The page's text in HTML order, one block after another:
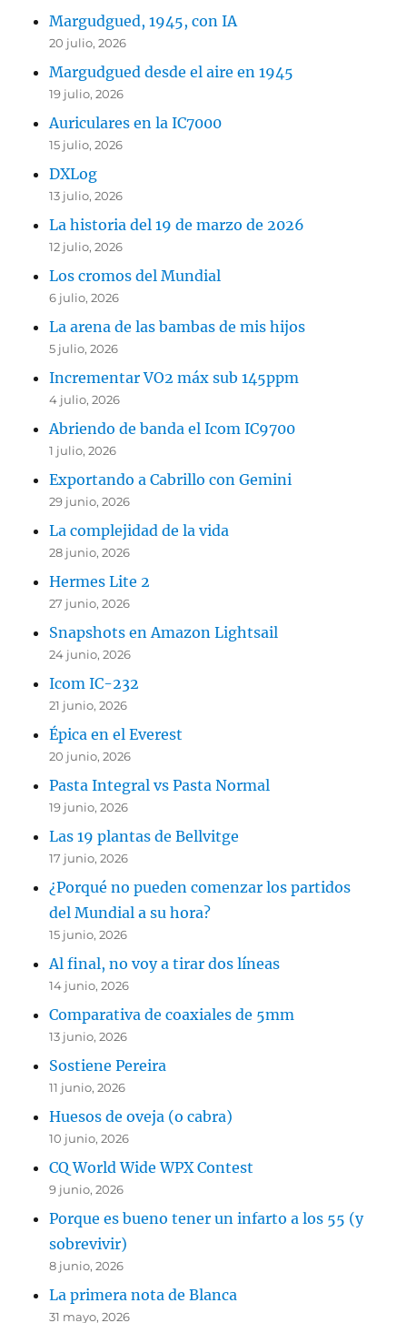
Margudgued, 1945, con IA
20 julio, 2026
Margudgued desde el aire en 1945
19 julio, 2026
Auriculares en la IC7000
15 julio, 2026
DXLog
13 julio, 2026
La historia del 19 de marzo de 2026
12 julio, 2026
Los cromos del Mundial
6 julio, 2026
La arena de las bambas de mis hijos
5 julio, 2026
Incrementar VO2 máx sub 145ppm
4 julio, 2026
Abriendo de banda el Icom IC9700
1 julio, 2026
Exportando a Cabrillo con Gemini
29 junio, 2026
La complejidad de la vida
28 junio, 2026
Hermes Lite 2
27 junio, 2026
Snapshots en Amazon Lightsail
24 junio, 2026
Icom IC-232
21 junio, 2026
Épica en el Everest
20 junio, 2026
Pasta Integral vs Pasta Normal
19 junio, 2026
Las 19 plantas de Bellvitge
17 junio, 2026
¿Porqué no pueden comenzar los partidos
del Mundial a su hora?
15 junio, 2026
Al final, no voy a tirar dos líneas
14 junio, 2026
Comparativa de coaxiales de 5mm
13 junio, 2026
Sostiene Pereira
11 junio, 2026
Huesos de oveja (o cabra)
10 junio, 2026
CQ World Wide WPX Contest
9 junio, 2026
Porque es bueno tener un infarto a los 55 (y
sobrevivir)
8 junio, 2026
La primera nota de Blanca
31 mayo, 2026